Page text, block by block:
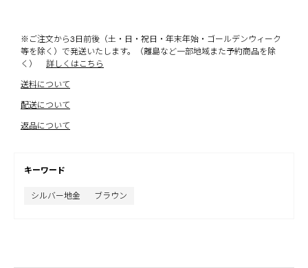
※ご注文から3日前後（土・日・祝日・年末年始・ゴールデンウィーク
等を除く）で発送いたします。（離島など一部地域また予約商品を除
く）
詳しくはこちら
送料について
配送について
返品について
キーワード
シルバー地金 ブラウン